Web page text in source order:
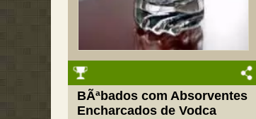
BÃªbados com Absorventes
Encharcados de Vodca